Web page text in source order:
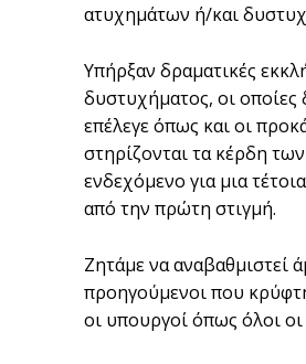
ατυχημάτων ή/και
Υπήρξαν δραματικές
δυστυχήματος, οι οποίες
επέλεγε όπως και οι
στηρίζονται τα κέρδη
ενδεχόμενο για μια
από την πρώτη στιγμή.
Ζητάμε να αναβαθμιστεί
προηγούμενοι που
οι υπουργοί όπως όλοι οι